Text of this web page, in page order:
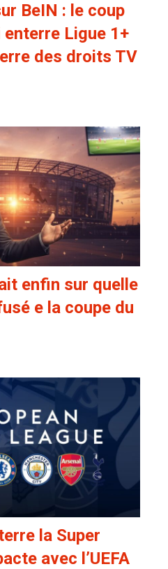
BeIN : le coup
Ligue 1+
des droits TV
enfin sur quelle
e la coupe du
la Super
avec l’UEFA